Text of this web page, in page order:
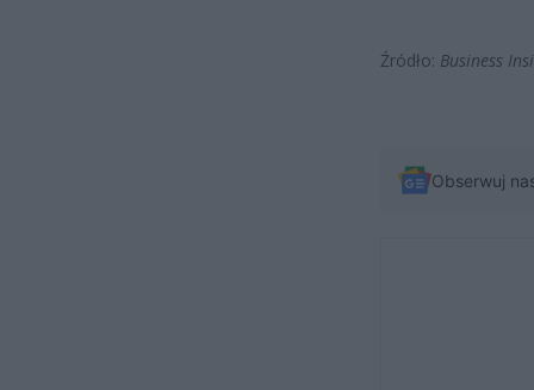
Źródło: Business
Obserwuj